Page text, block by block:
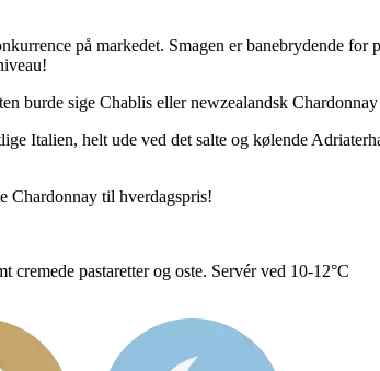
på markedet. Smagen er banebrydende
burde sige Chablis eller newzealandsk
Italien, helt ude ved det salte og kølende
til hverdagspris!
pastaretter og oste. Servér ved 10-12°C